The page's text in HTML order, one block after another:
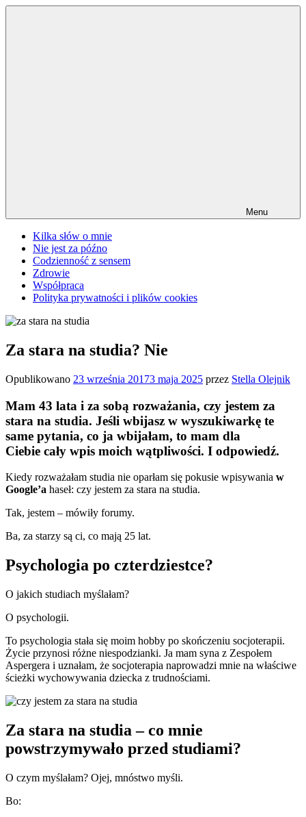
Przejdź
Menu
Kilka słów o mnie
Nie jest za późno
Codzienność z sensem
Zdrowie
Współpraca
Polityka prywatności i plików cookies
Za stara na studia? Nie
Opublikowano 23 września 20173 maja 2025 przez Stella Olejnik
Mam 43 lata i za sobą rozważania, czy jestem za
stara na studia. Jeśli wbijasz w wyszukiwarkę te
same pytania, co ja wbijałam, to mam dla
Ciebie cały wpis moich wątpliwości. I odpowiedź.
Kiedy rozważałam studia nie oparłam się pokusie wpisywania w
Google’a haseł: czy jestem za stara na studia.
Tak, jestem – mówiły forumy.
Ba, za starzy są ci, co mają 25 lat.
Psychologia po czterdziestce?
O jakich studiach myślałam?
O psychologii.
To psychologia stała się moim hobby po skończeniu socjoterapii.
Życie przynosi różne niespodzianki. Ja mam syna z Zespołem
Aspergera i uznałam, że socjoterapia naprowadzi mnie na właściwe
ścieżki wychowywania dziecka z trudnościami.
Za stara na studia – co mnie
powstrzymywało przed studiami?
O czym myślałam? Ojej, mnóstwo myśli.
Bo: